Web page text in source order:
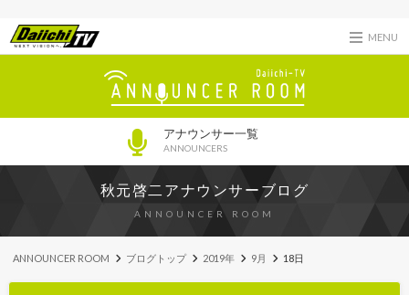
MENU
アナウンサー一覧
ANNOUNCERS
秋元啓二アナウンサーブログ
ANNOUNCER ROOM
ANNOUNCER ROOM ブログトップ 2019年 9月 18日